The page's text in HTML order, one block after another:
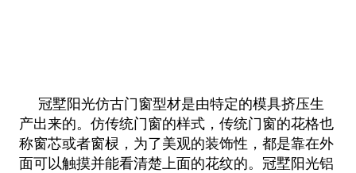
冠墅阳光仿古门窗型材是由特定的模具挤压生
产出来的。仿传统门窗的样式，传统门窗的花格也
称窗芯或者窗棂，为了美观的装饰性，都是靠在外
面可以触摸并能看清楚上面的花纹的。冠墅阳光铝